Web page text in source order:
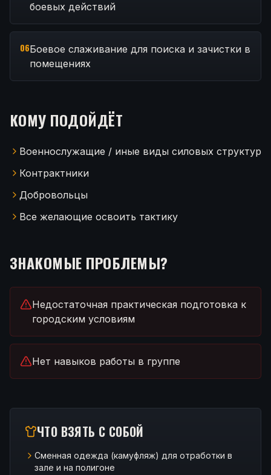
боевых действий
06Боевое слаживание для поиска и зачистки в
помещениях
КОМУ ПОДОЙДЁТ
Военнослужащие / иные виды силовых структур
Контрактники
Добровольцы
Все желающие освоить тактику
ЗНАКОМЫЕ ПРОБЛЕМЫ?
Недостаточная практическая подготовка к
городским условиям
Нет навыков работы в группе
ЧТО ВЗЯТЬ С СОБОЙ
Сменная одежда (камуфляж) для отработки в
зале и на полигоне